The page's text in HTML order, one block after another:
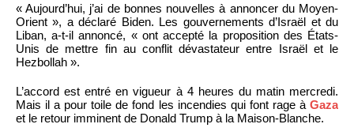
« Aujourd’hui, j’ai de bonnes nouvelles à annoncer du Moyen-
Orient », a déclaré Biden. Les gouvernements d’Israël et du
Liban, a-t-il annoncé, « ont accepté la proposition des États-
Unis de mettre fin au conflit dévastateur entre Israël et le
Hezbollah ».
L’accord est entré en vigueur à 4 heures du matin mercredi.
Mais il a pour toile de fond les incendies qui font rage à Gaza
et le retour imminent de Donald Trump à la Maison-Blanche.